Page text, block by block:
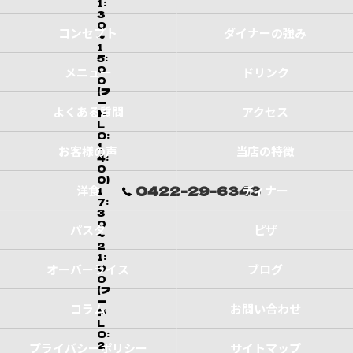
0422-29-6343
1:
3
0
～
1
5:
0
0
(フ
ー
ド
L
O:
1
4:
0
0)
1
7:
3
0
～
2
1:
0
0
(フ
ー
ド
L
O:
2
コンセプト ダイナーの強み
メニュー ドリンク
よくある質問 アクセス
お客様の声 当店の特徴
洋食 ディナー
パスタ ピザ
オーバーライス ブログ
コラム お問い合わせ
プライバシーポリシー サイトマップ